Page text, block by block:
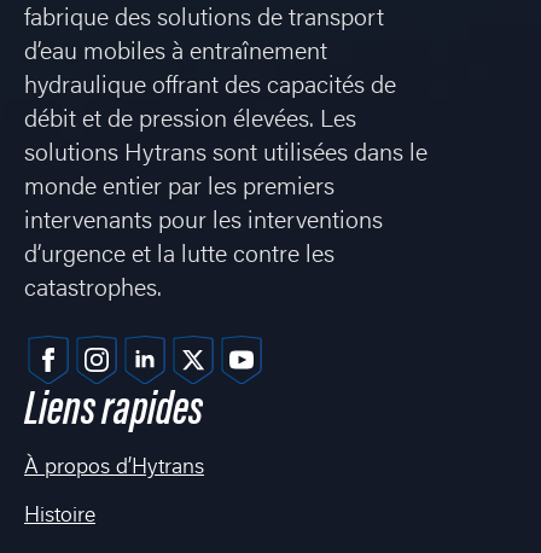
fabrique des solutions de transport
d’eau mobiles à entraînement
hydraulique offrant des capacités de
débit et de pression élevées. Les
solutions Hytrans sont utilisées dans le
monde entier par les premiers
intervenants pour les interventions
d’urgence et la lutte contre les
catastrophes.
Liens rapides
À propos d’Hytrans
Histoire